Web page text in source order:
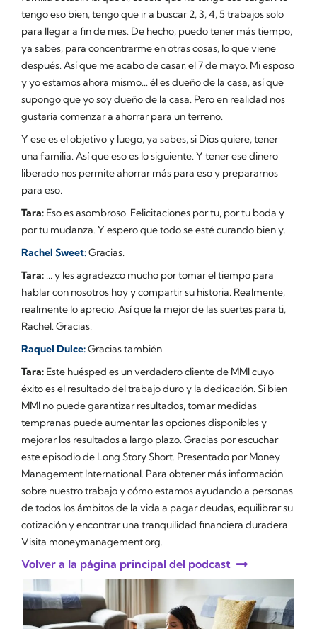
tengo eso bien, tengo que ir a buscar 2, 3, 4, 5 trabajos solo
para llegar a fin de mes. De hecho, puedo tener más tiempo,
ya sabes, para concentrarme en otras cosas, lo que viene
después. Así que me acabo de casar, el 7 de mayo. Mi esposo
y yo estamos ahora mismo... él es dueño de la casa, así que
supongo que yo soy dueño de la casa. Pero en realidad nos
gustaría comenzar a ahorrar para un terreno.
Y ese es el objetivo y luego, ya sabes, si Dios quiere, tener
una familia. Así que eso es lo siguiente. Y tener ese dinero
liberado nos permite ahorrar más para eso y prepararnos
para eso.
Tara: Eso es asombroso. Felicitaciones por tu, por tu boda y
por tu mudanza. Y espero que todo se esté curando bien y...
Rachel Sweet:Gracias.
Tara: ... y les agradezco mucho por tomar el tiempo para
hablar con nosotros hoy y compartir su historia. Realmente,
realmente lo aprecio. Así que la mejor de las suertes para ti,
Rachel. Gracias.
Raquel Dulce:Gracias también.
Tara: Este huésped es un verdadero cliente de MMI cuyo
éxito es el resultado del trabajo duro y la dedicación. Si bien
MMI no puede garantizar resultados, tomar medidas
tempranas puede aumentar las opciones disponibles y
mejorar los resultados a largo plazo. Gracias por escuchar
este episodio de Long Story Short. Presentado por Money
Management International. Para obtener más información
sobre nuestro trabajo y cómo estamos ayudando a personas
de todos los ámbitos de la vida a pagar deudas, equilibrar su
cotización y encontrar una tranquilidad financiera duradera.
Visita moneymanagement.org.
Volver a la página principal del podcast